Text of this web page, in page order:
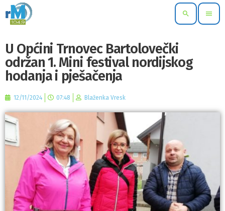
search menu
U Općini Trnovec Bartolovečki
održan 1. Mini festival nordijskog
hodanja i pješačenja
12/11/2024 07:48 Blaženka Vresk